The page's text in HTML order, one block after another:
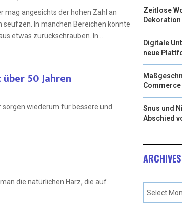
mag angesichts der hohen Zahl an
In manchen Bereichen könnte
etwas zurückschrauben. In...
50 Jahren
wiederum für bessere und
die natürlichen Harz, die auf
Zeitlose
Digitale
neue
Snus und
Abschied
ARCHIVES